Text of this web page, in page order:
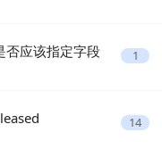
应该指定字段 1
14